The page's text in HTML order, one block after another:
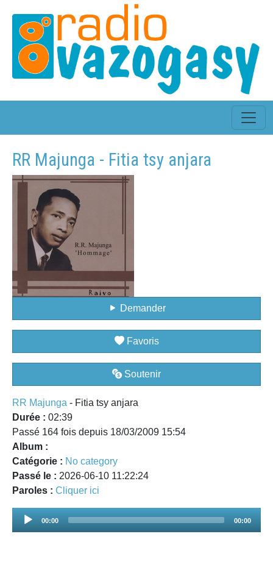
RR Majunga - Fitia tsy anjara
Demander
Favoris
Soutenir
RR Majunga - Fitia tsy anjara
Durée : 02:39
Passé 164 fois depuis 18/03/2009 15:54
Album :
Catégorie : No category
Passé le : 2026-06-10 11:22:24
Paroles : Cliquer ici
Audio
00:00 00:00